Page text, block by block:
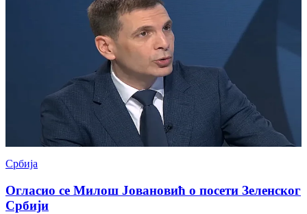
Србија
Огласио се Милош Јовановић о посети Зеленског
Србији